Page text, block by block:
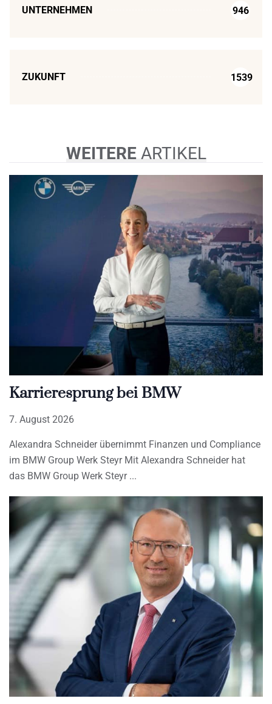
UNTERNEHMEN 946
ZUKUNFT 1539
WEITERE ARTIKEL
Karrieresprung bei BMW
7. August 2026
Alexandra Schneider übernimmt Finanzen und Compliance
im BMW Group Werk Steyr Mit Alexandra Schneider hat
das BMW Group Werk Steyr